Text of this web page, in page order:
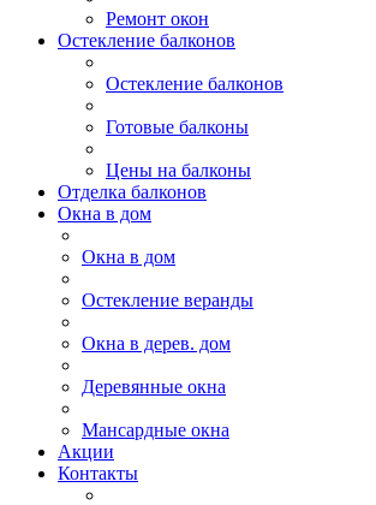
Ремонт окон
Остекление балконов
Остекление балконов
Готовые балконы
Цены на балконы
Отделка балконов
Окна в дом
Окна в дом
Остекление веранды
Окна в дерев. дом
Деревянные окна
Мансардные окна
Акции
Контакты